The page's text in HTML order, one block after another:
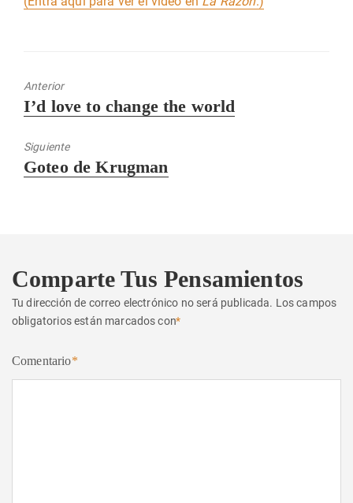
Anterior
Entrada
I’d love to change the world
Siguiente
Entrada
Goteo de Krugman
Comparte Tus Pensamientos
Tu dirección de correo electrónico no será publicada. Los campos
obligatorios están marcados con*
Comentario*